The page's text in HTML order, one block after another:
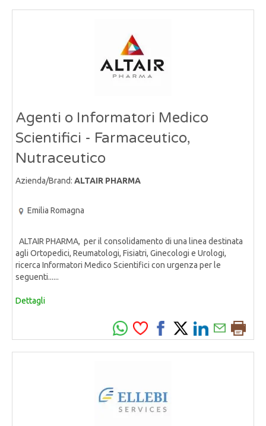
Agenti o Informatori Medico
Scientifici - Farmaceutico,
Nutraceutico
Azienda/Brand: ALTAIR PHARMA
Emilia Romagna
ALTAIR PHARMA, per il consolidamento di una linea destinata
agli Ortopedici, Reumatologi, Fisiatri, Ginecologi e Urologi,
ricerca Informatori Medico Scientifici con urgenza per le
seguenti......
Dettagli